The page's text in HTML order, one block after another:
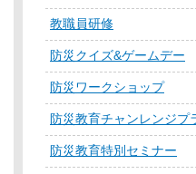
教職員研修
防災クイズ&ゲームデー
防災ワークショップ
防災教育チャンレンジプ
防災教育特別セミナー